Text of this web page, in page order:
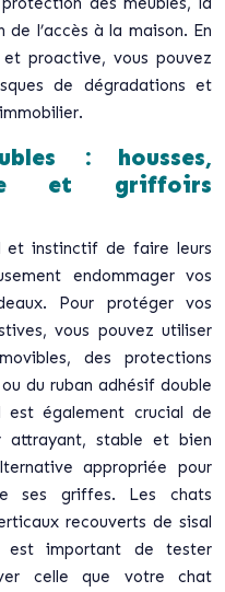
l’accès à la maison. En
proactive, vous pouvez
de dégradations et
: housses,
et griffoirs
et instinctif de faire leurs
endommager vos
Pour protéger vos
vous pouvez utiliser
des protections
du ruban adhésif double
également crucial de
stable et bien
appropriée pour
ses griffes. Les chats
recouverts de sisal
important de tester
celle que votre chat